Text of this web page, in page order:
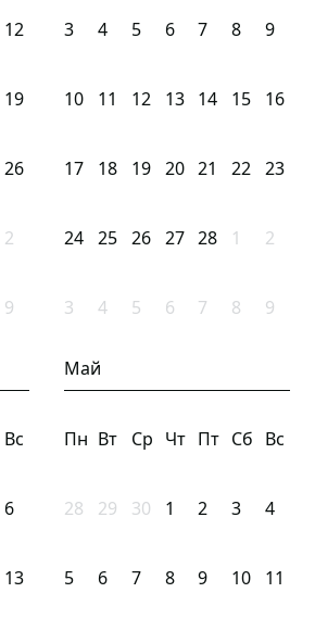
12
19
26
2
9
3 4 5 6 7 8 9
10 11 12 13 14 15 16
17 18 19 20 21 22 23
24 25 26 27 28 1 2
3 4 5 6 7 8 9
Вс
6
13
Май
Пн Вт Ср Чт Пт Сб Вс
28 29 30 1 2 3 4
5 6 7 8 9 10 11